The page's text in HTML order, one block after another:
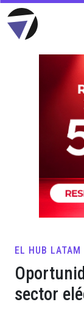
EL HUB LATAM
sector